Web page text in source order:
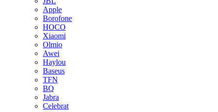
Apple
Borofone
HOCO
Xiaomi
Olmio
Awei
Haylou
Baseus
TFN
BQ
Jabra
Celebrat